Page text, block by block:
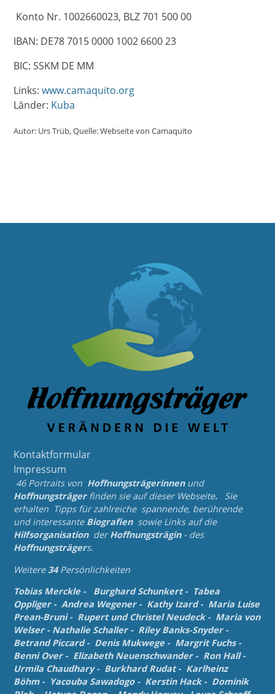
Konto Nr. 1002660023, BLZ 701 500 00
IBAN: DE78 7015 0000 1002 6600 23
BIC: SSKM DE MM
Links:www.camaquito.org
Länder: Kuba
Autor: Urs Trüb Quelle:Webseite von Camaquito
Kontaktformular
Impressum
46 Portraits von Hoffnungsträgerinnen und
Hoffnungsträgerfinden sie auf dieser Webseite.
Sie
erhalten Tipps für zahlreiche spannende, berührende
und interessanteBiografien sowie Links auf die
Hilfsorganisation derHoffnungsträgin - des
Hoffnungsträgers.
Weitere 34 Persönlichkeiten
Tobias Merckle - Burghard Schunkert- Tabea
Oppliger-Andrea Wegener- Kathy Izard- Maria Luise
Prean-Bruni- Rupert und Christel Neudeck- Maria von
Welser- Nathalie Schaller- Riley Banks-Snyder-
Betrand Piccard- Denis Mukwege - Margrit Fuchs-
Benni Over- Elizabeth Neuenschwander- Ron Hall-
Urmila Chaudhary- Burkhard Rudat- Karlheinz
Böhm- Yacouba Sawadogo- Kerstin Hack- Dominik